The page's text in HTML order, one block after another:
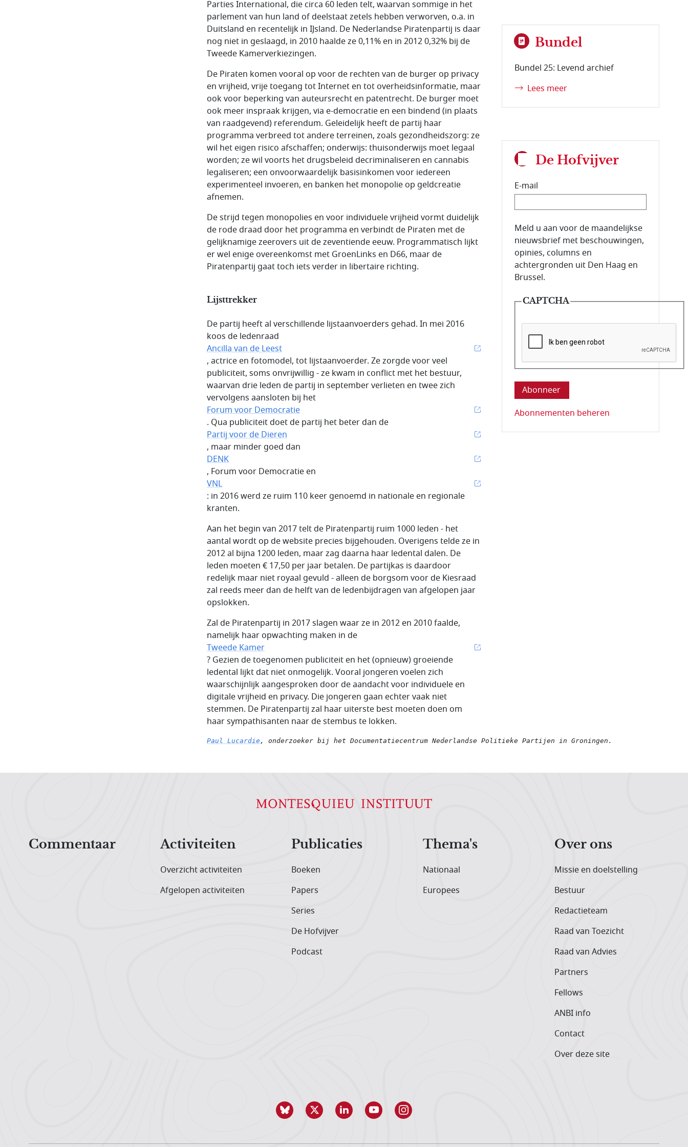
Parties International, die circa 60 leden telt, waarvan sommige in het
parlement van hun land of deelstaat zetels hebben verworven, o.a. in
Duitsland en recentelijk in IJsland. De Nederlandse Piratenpartij is daar
nog niet in geslaagd, in 2010 haalde ze 0,11% en in 2012 0,32% bij de
Tweede Kamerverkiezingen.
De Piraten komen vooral op voor de rechten van de burger op privacy
en vrijheid, vrije toegang tot Internet en tot overheidsinformatie, maar
ook voor beperking van auteursrecht en patentrecht. De burger moet
ook meer inspraak krijgen, via e-democratie en een bindend (in plaats
van raadgevend) referendum. Geleidelijk heeft de partij haar
programma verbreed tot andere terreinen, zoals gezondheidszorg: ze
wil het eigen risico afschaffen; onderwijs: thuisonderwijs moet legaal
worden; ze wil voorts het drugsbeleid decriminaliseren en cannabis
legaliseren; een onvoorwaardelijk basisinkomen voor iedereen
experimenteel invoeren, en banken het monopolie op geldcreatie
afnemen.
De strijd tegen monopolies en voor individuele vrijheid vormt duidelijk
de rode draad door het programma en verbindt de Piraten met de
gelijknamige zeerovers uit de zeventiende eeuw. Programmatisch lijkt
er wel enige overeenkomst met GroenLinks en D66, maar de
Piratenpartij gaat toch iets verder in libertaire richting.
Lijsttrekker
De partij heeft al verschillende lijstaanvoerders gehad. In mei 2016
koos de ledenraad
Ancilla van de Leest
, actrice en fotomodel, tot lijstaanvoerder. Ze zorgde voor veel
publiciteit, soms onvrijwillig - ze kwam in conflict met het bestuur,
waarvan drie leden de partij in september verlieten en twee zich
vervolgens aansloten bij het
Forum voor Democratie
. Qua publiciteit doet de partij het beter dan de
Partij voor de Dieren
, maar minder goed dan
DENK
, Forum voor Democratie en
VNL
: in 2016 werd ze ruim 110 keer genoemd in nationale en regionale
kranten.
Aan het begin van 2017 telt de Piratenpartij ruim 1000 leden - het
aantal wordt op de website precies bijgehouden. Overigens telde ze in
2012 al bijna 1200 leden, maar zag daarna haar ledental dalen. De
leden moeten € 17,50 per jaar betalen. De partijkas is daardoor
redelijk maar niet royaal gevuld - alleen de borgsom voor de Kiesraad
zal reeds meer dan de helft van de ledenbijdragen van afgelopen jaar
opslokken.
Zal de Piratenpartij in 2017 slagen waar ze in 2012 en 2010 faalde,
namelijk haar opwachting maken in de
Tweede Kamer
? Gezien de toegenomen publiciteit en het (opnieuw) groeiende
ledental lijkt dat niet onmogelijk. Vooral jongeren voelen zich
waarschijnlijk aangesproken door de aandacht voor individuele en
digitale vrijheid en privacy. Die jongeren gaan echter vaak niet
stemmen. De Piratenpartij zal haar uiterste best moeten doen om
haar sympathisanten naar de stembus te lokken.
Paul Lucardie , onderzoeker bij het Documentatiecentrum Nederlandse Politieke Partijen in Groningen .
Bundel
Bundel 25: Levend archief
Lees meer
De Hofvijver
E-mail
E-mailadres van de abonnee.
Meld u aan voor de maandelijkse
nieuwsbrief met beschouwingen,
opinies, columns en
achtergronden uit Den Haag en
Brussel.
CAPTCHA
Deze vraag is om te controleren dat u
Abonnementen beheren
Commentaar
Activiteiten
Overzicht activiteiten
Afgelopen activiteiten
Publicaties
Boeken
Papers
Series
De Hofvijver
Podcast
Thema's
Nationaal
Europees
Over ons
Missie en doelstelling
Bestuur
Redactieteam
Raad van Toezicht
Raad van Advies
Partners
Fellows
ANBI info
Contact
Over deze site